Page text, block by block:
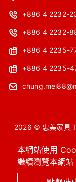
本網站使用
繼續瀏覽本網
+886 4 2232-
+886 4 2232-
+886 4 2235-
+886 4 2235-
2026 © 忠美家具
OA主管桌 工作
系統櫥櫃 / 圖書館